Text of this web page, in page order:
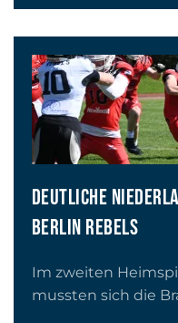
DEUTLICHE
BERLIN REBELS
Im zweiten
mussten sich die